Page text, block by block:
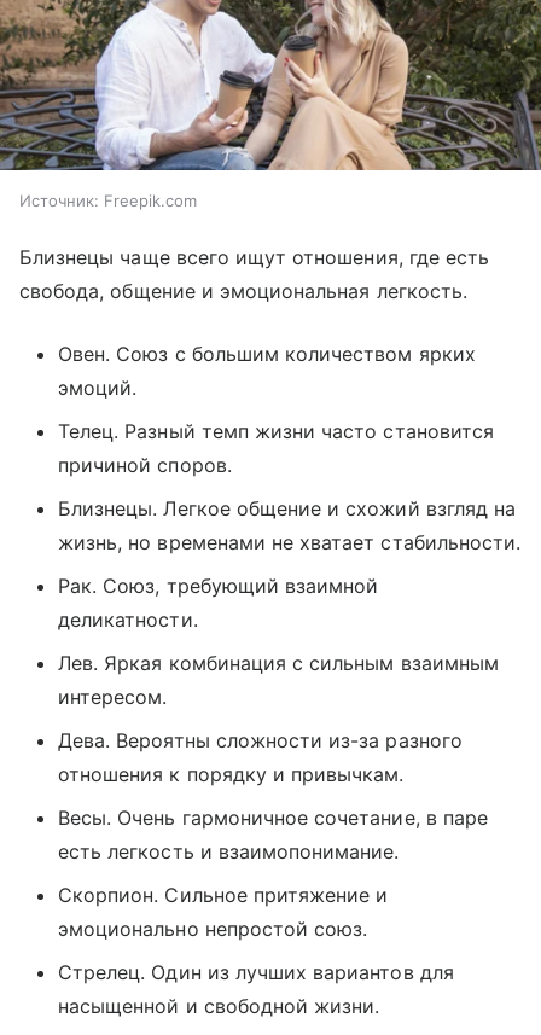
Источник: Freepik.com
Близнецы чаще всего ищут отношения, где есть
свобода, общение и эмоциональная легкость.
Овен. Союз с большим количеством ярких
эмоций.
Телец. Разный темп жизни часто становится
причиной споров.
Близнецы. Легкое общение и схожий взгляд на
жизнь, но временами не хватает стабильности.
Рак. Союз, требующий взаимной
деликатности.
Лев. Яркая комбинация с сильным взаимным
интересом.
Дева. Вероятны сложности из-за разного
отношения к порядку и привычкам.
Весы. Очень гармоничное сочетание, в паре
есть легкость и взаимопонимание.
Скорпион. Сильное притяжение и
эмоционально непростой союз.
Стрелец. Один из лучших вариантов для
насыщенной и свободной жизни.